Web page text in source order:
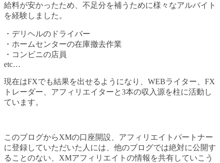
給料が安かったため、不足分を補うために様々なアルバイト
を経験しました。
・デリヘルのドライバー
・ホームセンターの在庫撤去作業
・コンビニの店員
etc…
現在はFXでも結果を出せるようになり、WEBライター、FX
トレーダー、アフィリエイターと3本の収入源を柱に活動し
ています。
このブログからXMの口座開設、アフィリエイトパートナー
に登録していただいた人には、他のブログでは絶対に公開す
ることのない、XMアフィリエイトの情報を共有していこう